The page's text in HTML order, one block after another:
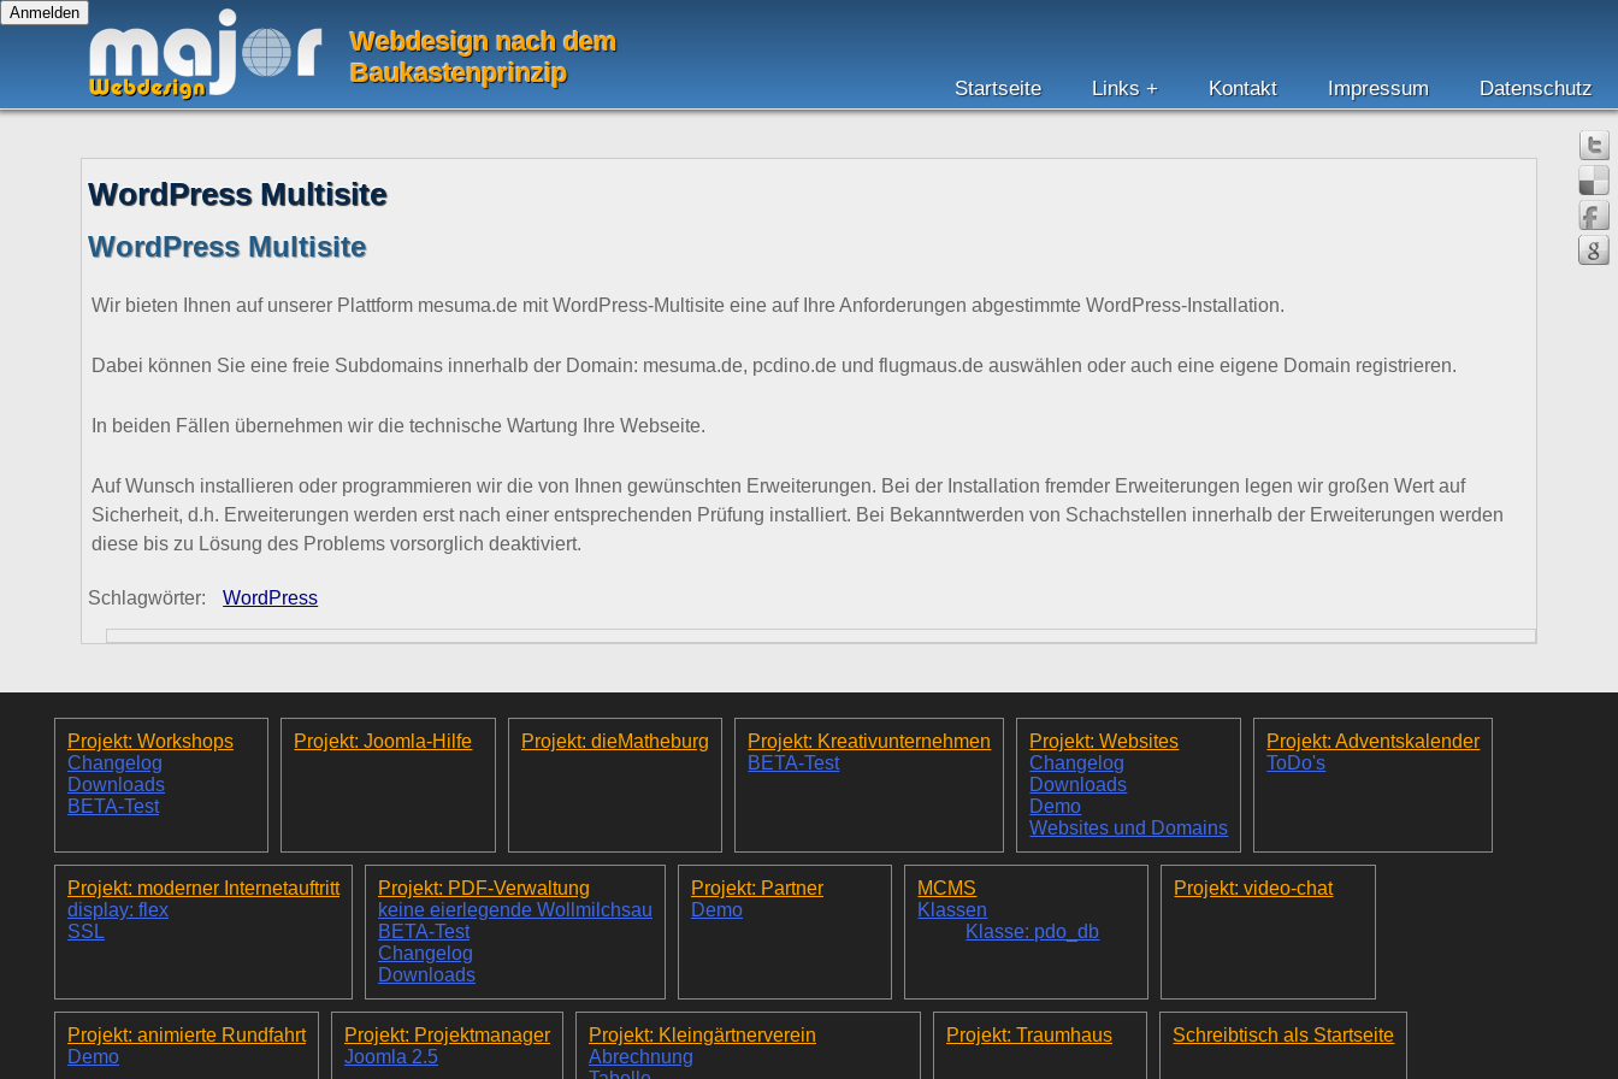
Webdesign nach dem
Baukastenprinzip
Startseite Links Kontakt Impressum Datenschutz
WordPress Multisite
WordPress Multisite
Wir bieten Ihnen auf unserer Plattform mesuma.de mit WordPress-Multisite eine auf Ihre Anforderungen abgestimmte WordPress-Installation.
Dabei können Sie eine freie Subdomains innerhalb der Domain: mesuma.de, pcdino.de und flugmaus.de auswählen oder auch eine eigene Domain registrieren.
In beiden Fällen übernehmen wir die technische Wartung Ihre Webseite.
Auf Wunsch installieren oder programmieren wir die von Ihnen gewünschten Erweiterungen. Bei der Installation fremder Erweiterungen legen wir großen Wert auf
Sicherheit, d.h. Erweiterungen werden erst nach einer entsprechenden Prüfung installiert. Bei Bekanntwerden von Schachstellen innerhalb der Erweiterungen werden
diese bis zu Lösung des Problems vorsorglich deaktiviert.
Schlagwörter: WordPress
Projekt: Workshops
Changelog
Downloads
BETA-Test
Projekt: Joomla-Hilfe Projekt: dieMatheburg
Projekt: Kreativunternehmen
BETA-Test
Projekt: Websites
Changelog
Downloads
Demo
Websites und Domains
Projekt: Adventskalender
ToDo's
Projekt: moderner Internetauftritt
display: flex
SSL
Projekt: PDF-Verwaltung
keine eierlegende Wollmilchsau
BETA-Test
Changelog
Downloads
Projekt: Partner
Demo
MCMS
Klassen
Klasse: pdo_db
Projekt: video-chat
Projekt: animierte Rundfahrt
Demo
Projekt: Projektmanager
Joomla 2.5
Projekt: Kleingärtnerverein
Abrechnung
Projekt: Traumhaus Schreibtisch als Startseite